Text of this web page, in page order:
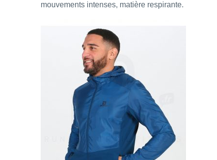
mouvements intenses, matière respirante.